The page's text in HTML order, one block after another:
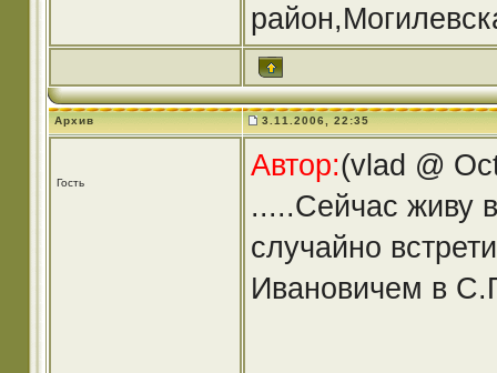
Архив 3.11.2006, 22:35
Гость
Автор:(vlad @
.....Сейчас живу
случайно
Ивановичем в